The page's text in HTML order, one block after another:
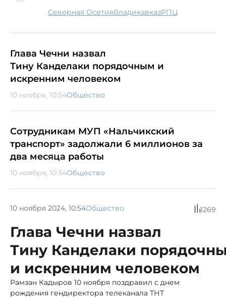
Северная Осетия Владикавказ РПЦ
Глава Чечни назвал
Тину Канделаки порядочным и
искренним человеком
10 ноября, 10:54Общество
Сотрудникам МУП «Нальчикский
транспорт» задолжали 6 миллионов за
два месяца работы
10 ноября, 10:34Общество
10 ноября 2024, 10:54Общество 1269
Глава Чечни назвал
Тину Канделаки
и искренним человеком
Рамзан Кадыров 10 ноября поздравил с днем
рождения гендиректора телеканала ТНТ